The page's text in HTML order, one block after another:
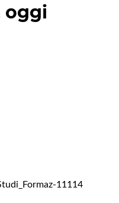
oggi
11114